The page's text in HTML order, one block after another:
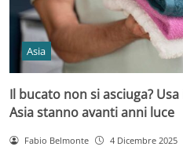
Asia
Il bucato non si asciuga?
Asia stanno avanti anni luce
Fabio Belmonte 4 Dicembre 2025